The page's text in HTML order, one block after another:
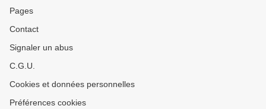
Pages
Contact
Signaler un abus
C.G.U.
Cookies et données personnelles
Préférences cookies